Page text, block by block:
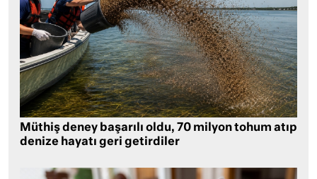
Müthiş deney başarılı oldu, 70 milyon tohum atıp
denize hayatı geri getirdiler